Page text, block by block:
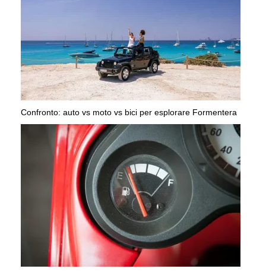
Confronto: auto vs moto vs bici per esplorare Formentera